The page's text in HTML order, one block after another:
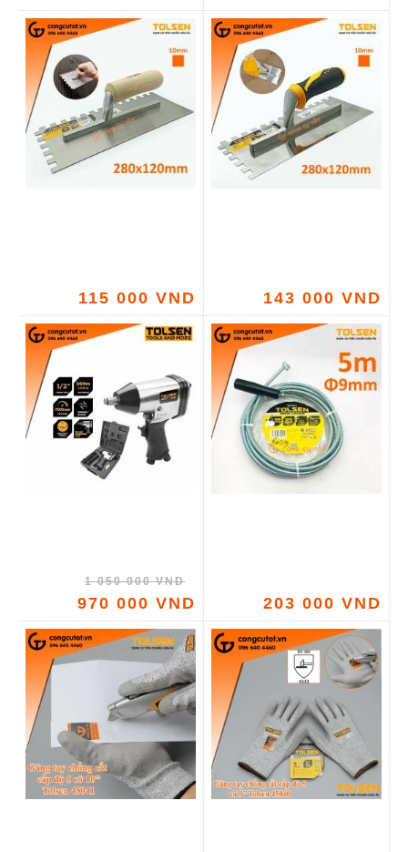
115 000 VND 143 000 VND
1 050 000 VND
970 000 VND 203 000 VND